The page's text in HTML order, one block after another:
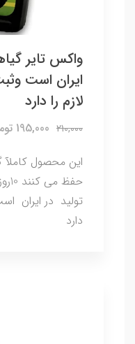
واکس تایر
ایران است
لازم را دارد
210,000 195,000 تومان
این محصول کاملآ
تولید در ایران
دارد